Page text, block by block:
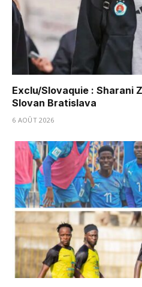
Exclu/Slovaquie : Sharani
Slovan Bratislava
6 AOÛT 2026